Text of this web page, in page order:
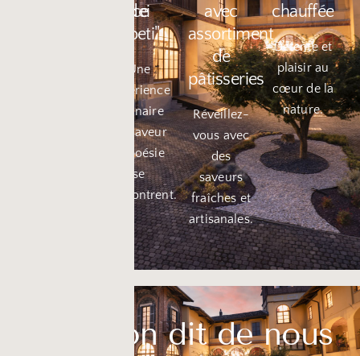
vidéosurveillance
dei
poeti"
Une
expérience
culinaire
où saveur
et poésie
se
rencontrent.
avec
assortiment
de
pâtisseries
Réveillez-
vous avec
des
saveurs
fraîches et
artisanales.
chauffée
Détente et
plaisir au
cœur de la
nature.
Ce qu’on dit de nous